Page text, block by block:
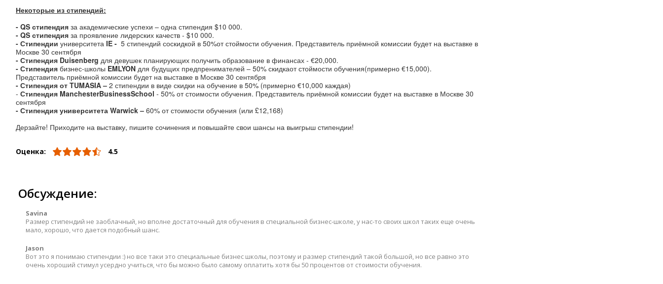
Некоторые из стипендий:
- QS стипендия за академические успехи – одна стипендия $10 000.
- QS стипендия за проявление лидерских качеств - $10 000.
- Стипендии университета IE - 5 стипендий соскидкой в 50%от стоймости обучения. Представитель приёмной комиссии будет на выставке в
Москве 30 сентября
- Стипендия Duisenberg для девушек планирующих получить образование в финансах - €20,000.
- Стипендия бизнес-школы EMLYON для будущих предпренимателей – 50% скидкаот стоймости обучения(примерно €15,000).
Представитель приёмной комиссии будет на выставке в Москве 30 сентября
- Стипендия от TUMASIA– 2 стипендии в виде скидки на обучение в 50% (примерно €10,000 каждая)
- Стипендия ManchesterBusinessSchool - 50% от стоимости обучения. Представитель приёмной комиссии будет на выставке в Москве 30
сентября
- Стипендия университета Warwick– 60% от стоимости обучения (или £12,168)
Дерзайте! Приходите на выставку, пишите сочинения и повышайте свои шансы на выигрыш стипендии!
Оценка: 4.5
Обсуждение:
Savina
Размер стипендий не заоблачный, но вполне достаточный для обучения в специальной бизнес-школе, у нас-то своих школ таких еще очень
мало, хорошо, что дается подобный шанс.
Jason
Вот это я понимаю стипендии :) но все таки это специальные бизнес школы, поэтому и размер стипендий такой большой, но все равно это
очень хороший стимул усердно учиться, что бы можно было самому оплатить хотя бы 50 процентов от стоимости обучения.